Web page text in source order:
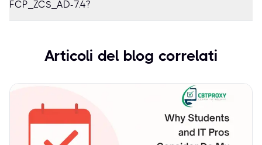
FCP_ZCS_AD-7.4?
Articoli del blog correlati